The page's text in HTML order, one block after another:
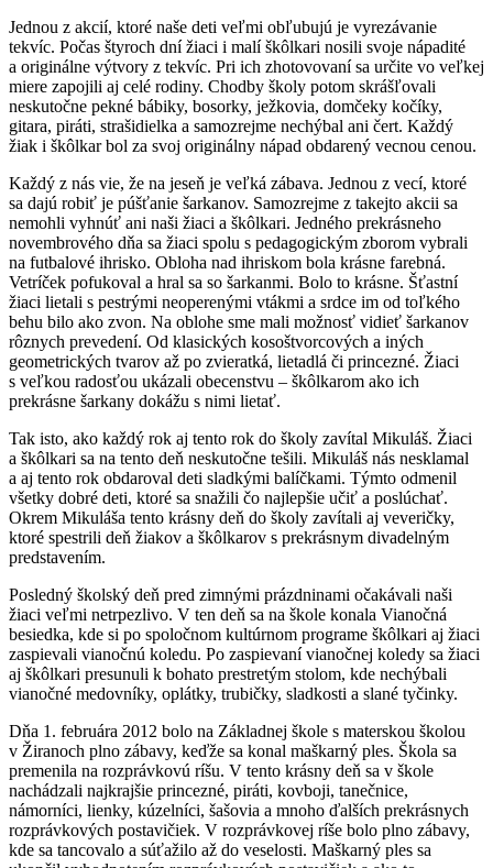
Jednou z akcií, ktoré naše deti veľmi obľubujú je vyrezávanie
tekvíc. Počas štyroch dní žiaci i malí škôlkari nosili svoje nápadité
a originálne výtvory z tekvíc. Pri ich zhotovovaní sa určite vo veľkej
miere zapojili aj celé rodiny. Chodby školy potom skrášľovali
neskutočne pekné bábiky, bosorky, ježkovia, domčeky kočíky,
gitara, piráti, strašidielka a samozrejme nechýbal ani čert. Každý
žiak i škôlkar bol za svoj originálny nápad obdarený vecnou cenou.
Každý z nás vie, že na jeseň je veľká zábava. Jednou z vecí, ktoré
sa dajú robiť je púšťanie šarkanov. Samozrejme z takejto akcii sa
nemohli vyhnúť ani naši žiaci a škôlkari. Jedného prekrásneho
novembrového dňa sa žiaci spolu s pedagogickým zborom vybrali
na futbalové ihrisko. Obloha nad ihriskom bola krásne farebná.
Vetríček pofukoval a hral sa so šarkanmi. Bolo to krásne. Šťastní
žiaci lietali s pestrými neoperenými vtákmi a srdce im od toľkého
behu bilo ako zvon. Na oblohe sme mali možnosť vidieť šarkanov
rôznych prevedení. Od klasických kosoštvorcových a iných
geometrických tvarov až po zvieratká, lietadlá či princezné. Žiaci
s veľkou radosťou ukázali obecenstvu – škôlkarom ako ich
prekrásne šarkany dokážu s nimi lietať.
Tak isto, ako každý rok aj tento rok do školy zavítal Mikuláš. Žiaci
a škôlkari sa na tento deň neskutočne tešili. Mikuláš nás nesklamal
a aj tento rok obdaroval deti sladkými balíčkami. Týmto odmenil
všetky dobré deti, ktoré sa snažili čo najlepšie učiť a poslúchať.
Okrem Mikuláša tento krásny deň do školy zavítali aj veveričky,
ktoré spestrili deň žiakov a škôlkarov s prekrásnym divadelným
predstavením.
Posledný školský deň pred zimnými prázdninami očakávali naši
žiaci veľmi netrpezlivo. V ten deň sa na škole konala Vianočná
besiedka, kde si po spoločnom kultúrnom programe škôlkari aj žiaci
zaspievali vianočnú koledu. Po zaspievaní vianočnej koledy sa žiaci
aj škôlkari presunuli k bohato prestretým stolom, kde nechýbali
vianočné medovníky, oplátky, trubičky, sladkosti a slané tyčinky.
Dňa 1. februára 2012 bolo na Základnej škole s materskou školou
v Žiranoch plno zábavy, keďže sa konal maškarný ples. Škola sa
premenila na rozprávkovú ríšu. V tento krásny deň sa v škole
nachádzali najkrajšie princezné, piráti, kovboji, tanečnice,
námorníci, lienky, kúzelníci, šašovia a mnoho ďalších prekrásnych
rozprávkových postavičiek. V rozprávkovej ríše bolo plno zábavy,
kde sa tancovalo a súťažilo až do veselosti. Maškarný ples sa